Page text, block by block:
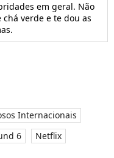
em geral. Não
verde e te dou as
Internacionais
6 Netflix